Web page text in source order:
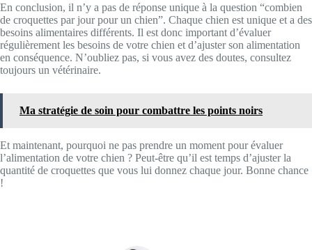
En conclusion, il n’y a pas de réponse unique à la question “combien
de croquettes par jour pour un chien”. Chaque chien est unique et a des
besoins alimentaires différents. Il est donc important d’évaluer
régulièrement les besoins de votre chien et d’ajuster son alimentation
en conséquence. N’oubliez pas, si vous avez des doutes, consultez
toujours un vétérinaire.
Ma stratégie de soin pour combattre les points noirs
Et maintenant, pourquoi ne pas prendre un moment pour évaluer
l’alimentation de votre chien ? Peut-être qu’il est temps d’ajuster la
quantité de croquettes que vous lui donnez chaque jour. Bonne chance
!